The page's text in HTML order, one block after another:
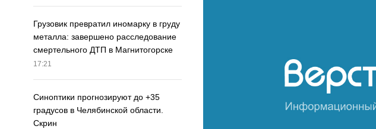
Грузовик превратил иномарку в груду
металла: завершено расследование
смертельного ДТП в Магнитогорске
17:21
Синоптики прогнозируют до +35
градусов в Челябинской области.
Скрин